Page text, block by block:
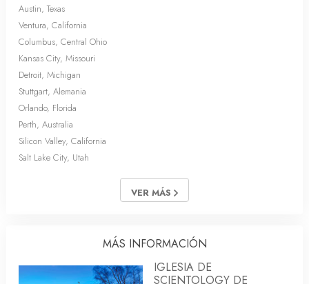
Austin, Texas
Ventura, California
Columbus, Central Ohio
Kansas City, Missouri
Detroit, Michigan
Stuttgart, Alemania
Orlando, Florida
Perth, Australia
Silicon Valley, California
Salt Lake City, Utah
VER MÁS
MÁS INFORMACIÓN
IGLESIA DE
SCIENTOLOGY DE